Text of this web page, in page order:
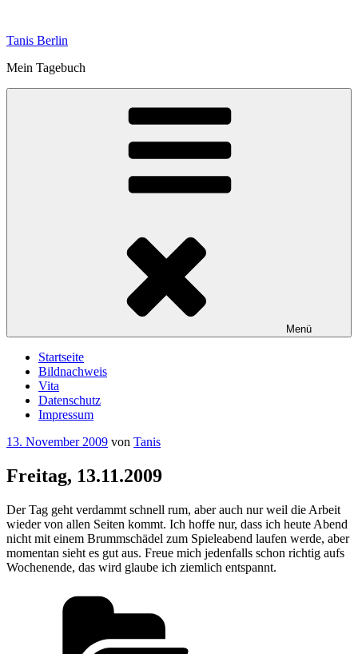
springen
Tanis Berlin
Mein Tagebuch
Menü
Startseite
Bildnachweis
Vita
Datenschutz
Impressum
Veröffentlicht
13. November 2009 von Tanis
Freitag, 13.11.2009
Der Tag geht verdammt schnell rum, aber auch nur weil die Arbeit
wieder von allen Seiten kommt. Ich hoffe nur, dass ich heute Abend
nicht mit einem Brummschädel zum Spieleabend laufen werde, aber
momentan sieht es gut aus. Freue mich jedenfalls schon richtig aufs
Wochenende, das wird glaube ich ziemlich entspannt.